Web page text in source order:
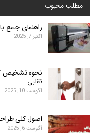
راهنمای جامع بازار کار
اکتبر 7, 2025
نحوه تشخیص کیفیت
تقلبی
آگوست 10, 2025
اصول کلی طراحی سالن
آگوست 6, 2025